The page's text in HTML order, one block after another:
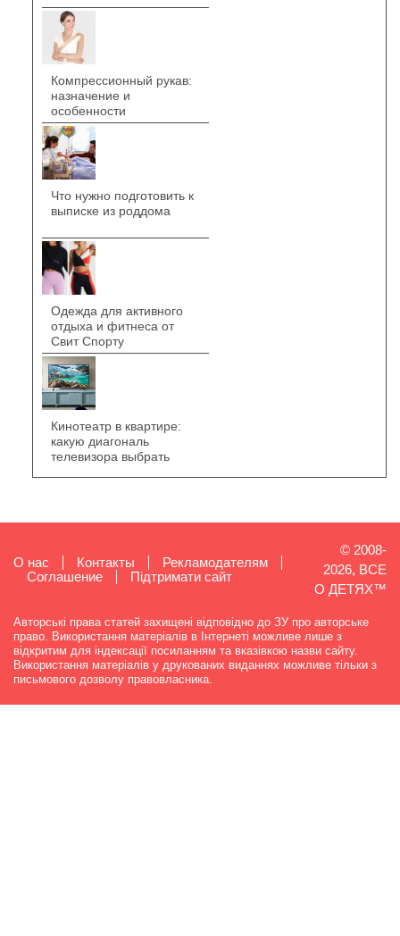
Компрессионный рукав:
назначение и
особенности
Что нужно подготовить к
выписке из роддома
Одежда для активного
отдыха и фитнеса от
Свит Спорту
Кинотеатр в квартире:
какую диагональ
телевизора выбрать
О нас Контакты
Рекламодателям
Cоглашение
Підтримати сайт
© 2008-
2026, ВСЕ
О ДЕТЯХ™
Авторські права статей захищені відповідно до ЗУ про авторське
право. Використання матеріалів в Інтернеті можливе лише з
відкритим для індексації посиланням та вказівкою назви сайту.
Використання матеріалів у друкованих виданнях можливе тільки з
письмового дозволу правовласника.